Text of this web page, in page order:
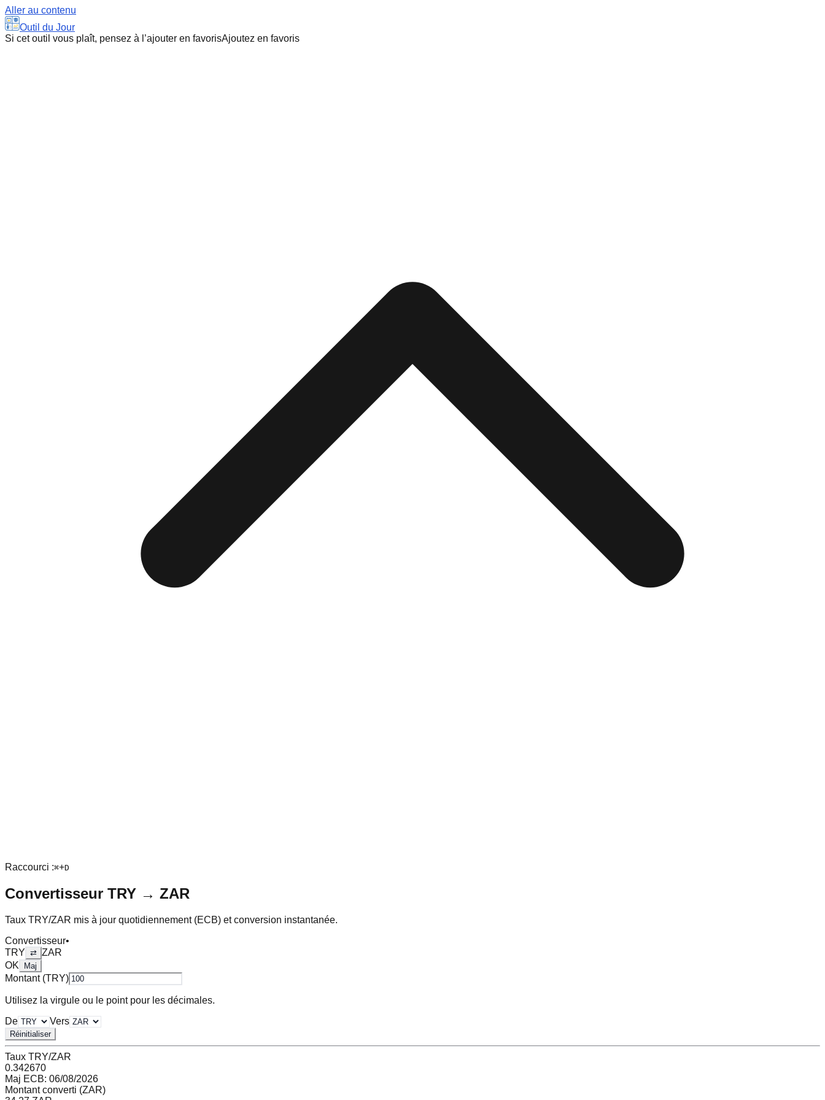
Aller au contenu
Outil du Jour
Si cet outil vous plaît, pensez à l’ajouter en favorisAjoutez en favoris
Raccourci :⌘+D
Convertisseur TRY → ZAR
Taux TRY/ZAR mis à jour quotidiennement (ECB) et conversion instantanée.
Convertisseur•
TRY ⇄ ZAR
OK
Maj
Montant (TRY)
Utilisez la virgule ou le point pour les décimales.
De
Vers
Réinitialiser
Taux TRY/ZAR
0.342670
Maj ECB: 06/08/2026
Montant converti (ZAR)